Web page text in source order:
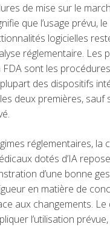
de mise sur le
que l’usage prévu,
logicielles
réglementaire. Les
sont les
des dispositifs
deux premières, sauf
réglementaires, la
dotés d’IA
d’une bonne
en matière de
aux changements.
l’utilisation